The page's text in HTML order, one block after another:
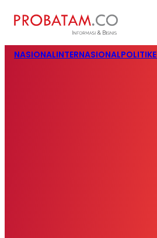
NASIONALINTERNASIONALPOLITIK